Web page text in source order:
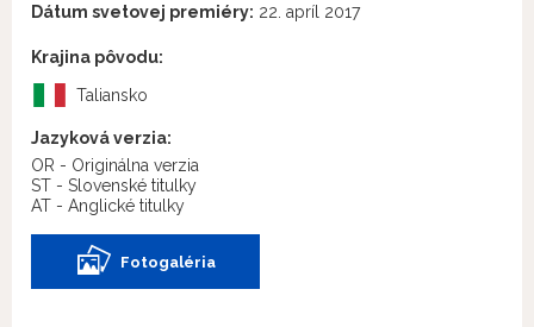
Dátum svetovej premiéry: 22. apríl 2017
Krajina pôvodu:
Taliansko
Jazyková verzia:
OR - Originálna verzia
ST - Slovenské titulky
AT - Anglické titulky
Fotogaléria